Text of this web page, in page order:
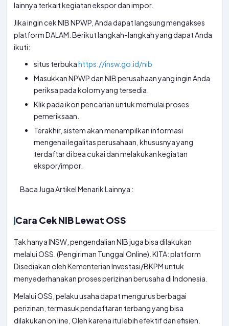
lainnya terkait kegiatan ekspor dan impor.
Jika ingin cek NIB NPWP, Anda dapat langsung mengakses
platform DALAM. Berikut langkah-langkah yang dapat Anda
ikuti:
situs terbukahttps://insw.go.id/nib
Masukkan NPWP dan NIB perusahaan yang ingin Anda
periksa pada kolom yang tersedia.
Klik pada ikon pencarian untuk memulai proses
pemeriksaan.
Terakhir, sistem akan menampilkan informasi
mengenai legalitas perusahaan, khususnya yang
terdaftar di bea cukai dan melakukan kegiatan
ekspor/impor.
Baca Juga Artikel Menarik Lainnya :
Cara Cek NIB Lewat OSS
Tak hanya INSW, pengendalian NIB juga bisa dilakukan
melalui OSS. (Pengiriman Tunggal Online). KITA: platform
Disediakan oleh Kementerian Investasi/BKPM untuk
menyederhanakan proses perizinan berusaha di Indonesia.
Melalui OSS, pelaku usaha dapat mengurus berbagai
perizinan, termasuk pendaftaran terbang yang bisa
dilakukan on line, Oleh karena itu lebih efektif dan efisien.